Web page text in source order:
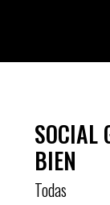
SOCIAL
BIEN
Todas